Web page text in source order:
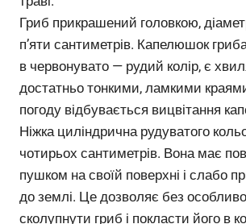
Гриб прикрашений головкою,
п’яти сантиметрів. Капелюшок
в червонувато — рудий колір, є
достатньо тонкими, ламкими
погоду відбувається вицвітання
Ніжка циліндрична рудуватого
чотирьох сантиметрів. Вона має
пушком на своїй поверхні і слабо
до землі. Це дозволяє без
сколупнути гриб і покласти його в